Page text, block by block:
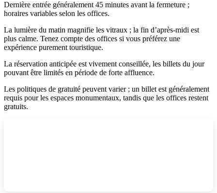
Dernière entrée généralement 45 minutes avant la fermeture ;
horaires variables selon les offices.
La lumière du matin magnifie les vitraux ; la fin d’après‑midi est
plus calme. Tenez compte des offices si vous préférez une
expérience purement touristique.
La réservation anticipée est vivement conseillée, les billets du jour
pouvant être limités en période de forte affluence.
Les politiques de gratuité peuvent varier ; un billet est généralement
requis pour les espaces monumentaux, tandis que les offices restent
gratuits.